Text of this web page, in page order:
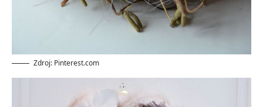
Zdroj: Pinterest.com